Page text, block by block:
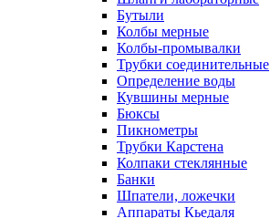
Бутыли
Колбы мерные
Колбы-промывалки
Трубки соединительные
Определение воды
Кувшины мерные
Бюксы
Пикнометры
Трубки Карстена
Колпаки стеклянные
Банки
Шпатели, ложечки
Аппараты Кьедаля